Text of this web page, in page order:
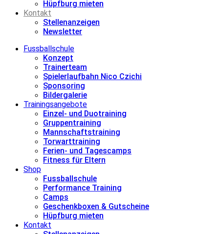
Hüpfburg mieten
Kontakt
Stellenanzeigen
Newsletter
Fussballschule
Konzept
Trainerteam
Spielerlaufbahn Nico Czichi
Sponsoring
Bildergalerie
Trainingsangebote
Einzel- und Duotraining
Gruppentraining
Mannschaftstraining
Torwarttraining
Ferien- und Tagescamps
Fitness für Eltern
Shop
Fussballschule
Performance Training
Camps
Geschenkboxen & Gutscheine
Hüpfburg mieten
Kontakt